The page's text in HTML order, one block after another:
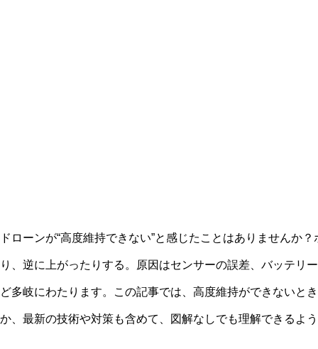
ドローンが“高度維持できない”と感じたことはありませんか
り、逆に上がったりする。原因はセンサーの誤差、バッテリ
ど多岐にわたります。この記事では、高度維持ができないと
か、最新の技術や対策も含めて、図解なしでも理解できるよ